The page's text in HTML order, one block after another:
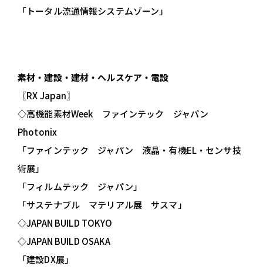
「トータル流通情報システムゾーン」
素材・建設・建材・ヘルスケア・電設
〖RX Japan〗
◇高機能素材Week ファインテック ジャパン
Photonix
「ファインテック ジャパン 液晶・有機EL・センサ技
術展」
「フィルムテック ジャパン」
「サステナブル マテリアル展 サスマ」
◇JAPAN BUILD TOKYO
◇JAPAN BUILD OSAKA
「建設DX展」